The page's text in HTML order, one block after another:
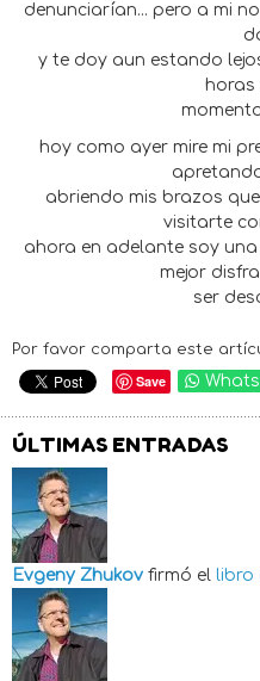
denunciarían... pero a mi
y te doy aun estando
horas
hoy como ayer mire mi
abriendo mis brazos
visitarte
ahora en adelante soy
mejor
ser
Por favor comparta este
Save
ÚLTIMAS ENTRADAS
Evgeny Zhukov firmó el libro